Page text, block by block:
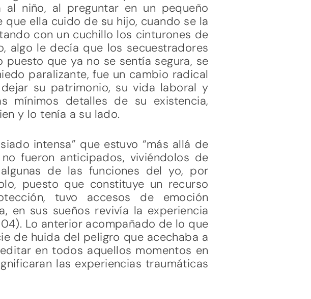
niño, al preguntar en un pequeño
ella cuido de su hijo, cuando se la
con un cuchillo los cinturones de
algo le decía que los secuestradores
que ya no se sentía segura, se
paralizante, fue un cambio radical
su patrimonio, su vida laboral y
mínimos detalles de su existencia,
y lo tenía a su lado.
intensa” que estuvo “más allá de
fueron anticipados, viviéndolos de
de las funciones del yo, por
puesto que constituye un recurso
tuvo accesos de emoción
en sus sueños revivía la experiencia
Lo anterior acompañado de lo que
de huida del peligro que acechaba a
en todos aquellos momentos en
las experiencias traumáticas